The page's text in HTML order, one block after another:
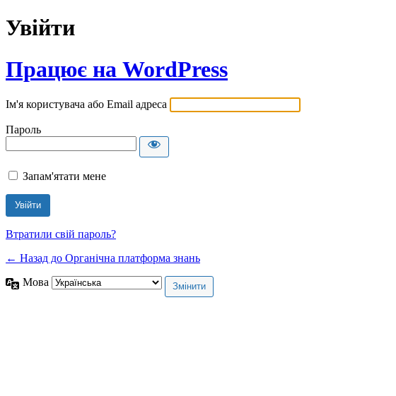
Увійти
Працює на WordPress
Ім'я користувача або Email адреса
Пароль
Запам'ятати мене
Втратили свій пароль?
← Назад до Органічна платформа знань
Мова